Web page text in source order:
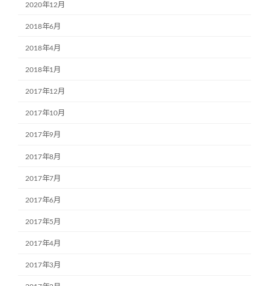
2020年12月
2018年6月
2018年4月
2018年1月
2017年12月
2017年10月
2017年9月
2017年8月
2017年7月
2017年6月
2017年5月
2017年4月
2017年3月